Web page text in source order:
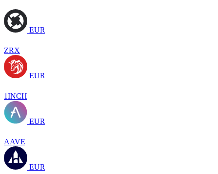
EUR
ZRX
EUR
1INCH
EUR
AAVE
EUR